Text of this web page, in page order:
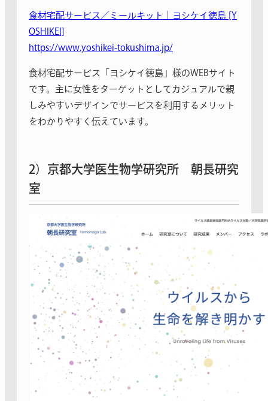
食材宅配サービス／ミールキット｜ヨシケイ徳島 [Y
OSHIKEI]
https://www.yoshikei-tokushima.jp/
食材宅配サービス「ヨシケイ徳島」様のWEBサイト
です。主に女性をターゲットとしてカジュアルで親
しみやすいデザインでサービスを利用するメリット
をわかりやすく伝えています。
2）京都大学医生物学研究所 朝長研究
室